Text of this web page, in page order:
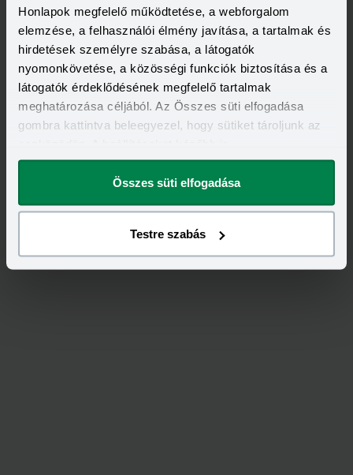
Honlapok megfelelő működtetése, a webforgalom
elemzése, a felhasználói élmény javítása, a tartalmak és
hirdetések személyre szabása, a látogatók
nyomonkövetése, a közösségi funkciók biztosítása és a
látogatók érdeklődésének megfelelő tartalmak
meghatározása céljából. Az Összes süti elfogadása
gombra kattintva beleegyezel, hogy sütiket tároljunk az
megváltoztathatod.
Összes süti elfogadása
Testre szabás
Feliratkozás